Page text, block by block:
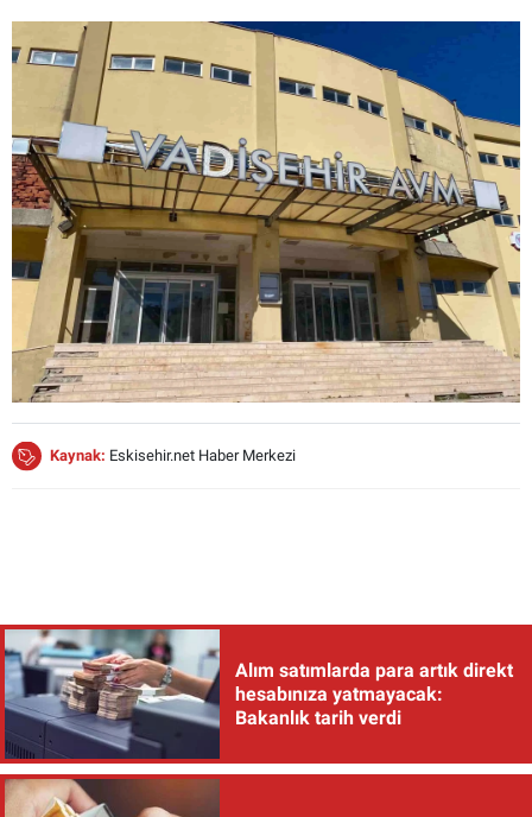
Kaynak: Eskisehir.net Haber Merkezi
Alım satımlarda para artık direkt
hesabınıza yatmayacak:
Bakanlık tarih verdi